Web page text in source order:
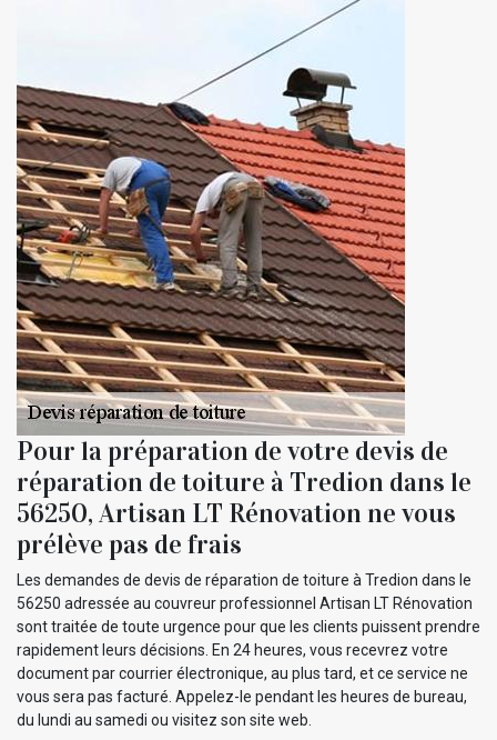
Pour la préparation de votre devis de
réparation de toiture à Tredion dans le
56250, Artisan LT Rénovation ne vous
prélève pas de frais
Les demandes de devis de réparation de toiture à Tredion dans le
56250 adressée au couvreur professionnel Artisan LT Rénovation
sont traitée de toute urgence pour que les clients puissent prendre
rapidement leurs décisions. En 24 heures, vous recevrez votre
document par courrier électronique, au plus tard, et ce service ne
vous sera pas facturé. Appelez-le pendant les heures de bureau,
du lundi au samedi ou visitez son site web.